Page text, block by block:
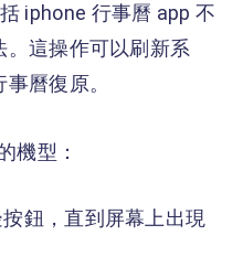
iphone 行事曆 app 不
。這操作可以刷新系
曆復原。
機型：
鈕，直到屏幕上出現